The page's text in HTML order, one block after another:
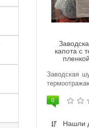
капота с
Заводская
0
Нашли